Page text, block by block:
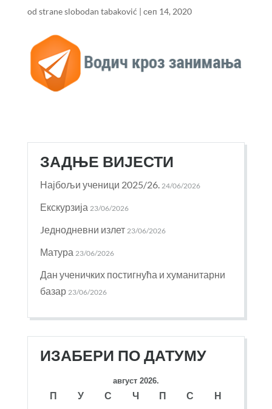
od straneslobodan tabaković | сеп 14, 2020
ЗАДЊЕ ВИЈЕСТИ
Најбољи ученици 2025/26. 24/06/2026
Екскурзија 23/06/2026
Jеднодневни излет 23/06/2026
Матура 23/06/2026
Дан ученичких постигнућа и хуманитарни
базар 23/06/2026
ИЗАБЕРИ ПО ДАТУМУ
август 2026.
П У С Ч П С
Н